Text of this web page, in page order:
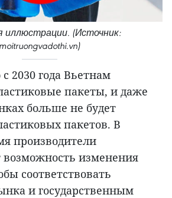
иллюстрации. (Источник:
moitruongvadothi.vn)
2030 года Вьетнам
пакеты, и даже
больше не будет
пакетов. В
производители
возможность изменения
соответствовать
и государственным